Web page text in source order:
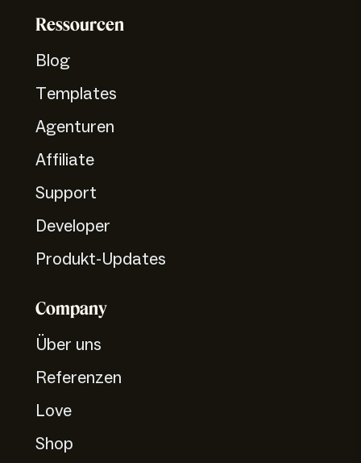
Ressourcen
Blog
Templates
Agenturen
Affiliate
Support
Developer
Produkt-Updates
Company
Über uns
Referenzen
Love
Shop